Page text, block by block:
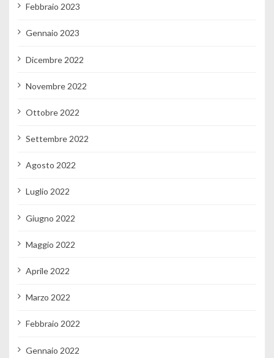
Febbraio 2023
Gennaio 2023
Dicembre 2022
Novembre 2022
Ottobre 2022
Settembre 2022
Agosto 2022
Luglio 2022
Giugno 2022
Maggio 2022
Aprile 2022
Marzo 2022
Febbraio 2022
Gennaio 2022